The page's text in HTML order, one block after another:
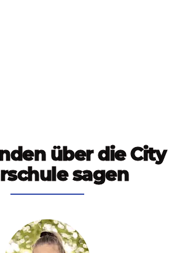
über die City
sagen